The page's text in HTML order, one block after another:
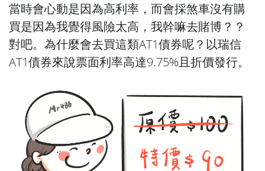
當時會心動是因為高利率，而會採煞車沒有購
買是因為我覺得風險太高，我幹嘛去賭博？？
對吧。為什麼會去買這類AT1債券呢？以瑞信
AT1債券來說票面利率高達9.75%且折價發行。